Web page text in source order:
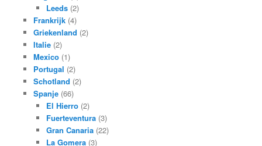
Leeds (2)
Frankrijk(4)
Griekenland (2)
Italie(2)
Mexico(1)
Portugal (2)
Schotland (2)
Spanje(66)
El Hierro (2)
Fuerteventura (3)
Gran Canaria (22)
La Gomera (3)